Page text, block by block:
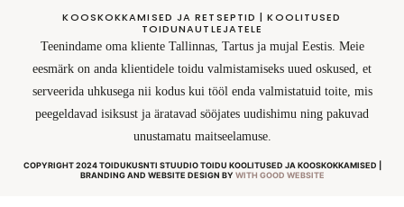
KOOSKOKKAMISED JA RETSEPTID | KOOLITUSED
TOIDUNAUTLEJATELE
Teenindame oma kliente Tallinnas, Tartus ja mujal Eestis. Meie
eesmärk on anda klientidele toidu valmistamiseks uued oskused, et
serveerida uhkusega nii kodus kui tööl enda valmistatuid toite, mis
peegeldavad isiksust ja äratavad sööjates uudishimu ning pakuvad
unustamatu maitseelamuse.
COPYRIGHT 2024 TOIDUKUSNTI STUUDIO TOIDU KOOLITUSED JA KOOSKOKKAMISED |
BRANDING AND WEBSITE DESIGN BY WITH GOOD WEBSITE